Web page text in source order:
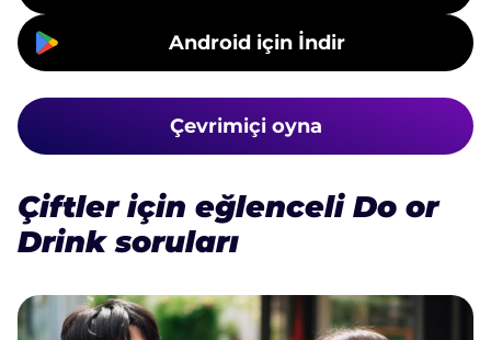
Android için İndir
Çevrimiçi oyna
Çiftler için eğlenceli Do or
Drink soruları